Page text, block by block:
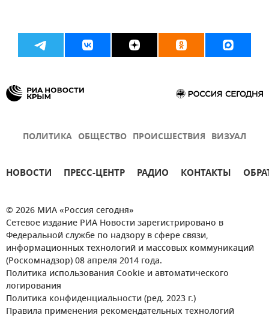
ПОЛИТИКА ОБЩЕСТВО ПРОИСШЕСТВИЯ ВИЗУАЛ
НОВОСТИ ПРЕСС-ЦЕНТР РАДИО КОНТАКТЫ
© 2026 МИА «Россия сегодня»
Сетевое издание РИА Новости зарегистрировано в
Федеральной службе по надзору в сфере связи,
информационных технологий и массовых коммуникаций
(Роскомнадзор) 08 апреля 2014 года.
Политика использования Cookie и автоматического
логирования
Политика конфиденциальности (ред. 2023 г.)
Правила применения рекомендательных технологий